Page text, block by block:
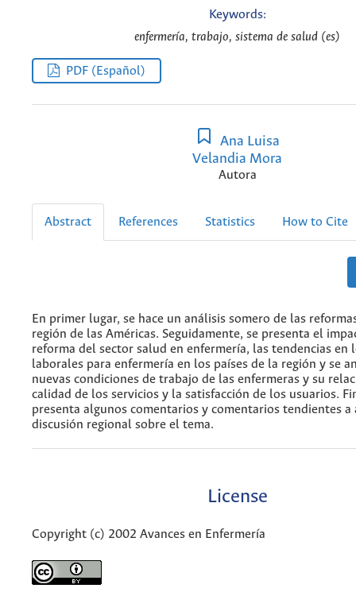
Keywords:
enfermería, trabajo, sistema de salud (es)
PDF (Español)
Ana Luisa
Velandia Mora
Autora
Abstract References Statistics How to Cite
En primer lugar, se hace un análisis somero de las
región de las Américas. Seguidamente, se presenta el
reforma del sector salud en enfermería, las tendencias en
laborales para enfermería en los países de la región y se
nuevas condiciones de trabajo de las enfermeras y su
calidad de los servicios y la satisfacción de los usuarios.
presenta algunos comentarios y comentarios tendientes a
discusión regional sobre el tema.
License
Copyright (c) 2002 Avances en Enfermería